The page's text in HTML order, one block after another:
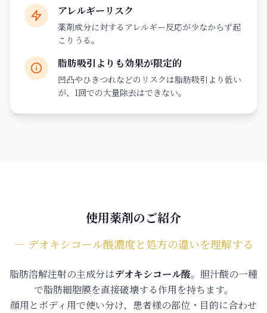
アレルギーリスク
薬剤成分に対するアレルギー反応が少なからず起
こりうる。
脂肪吸引よりも効果が限定的
凹凸やひきつれなどのリスクは脂肪吸引より低い
が、1回での大量除去はできない。
使用薬剤のご紹介
― デオキシコール酸濃度と処方の違いを理解する
脂肪溶解注射の主成分はデオキシコール酸。胆汁酸の一種
で脂肪細胞膜を直接破壊する作用を持ちます。
顔用とボディ用で使い分け、患者様の部位・目的に合わせ